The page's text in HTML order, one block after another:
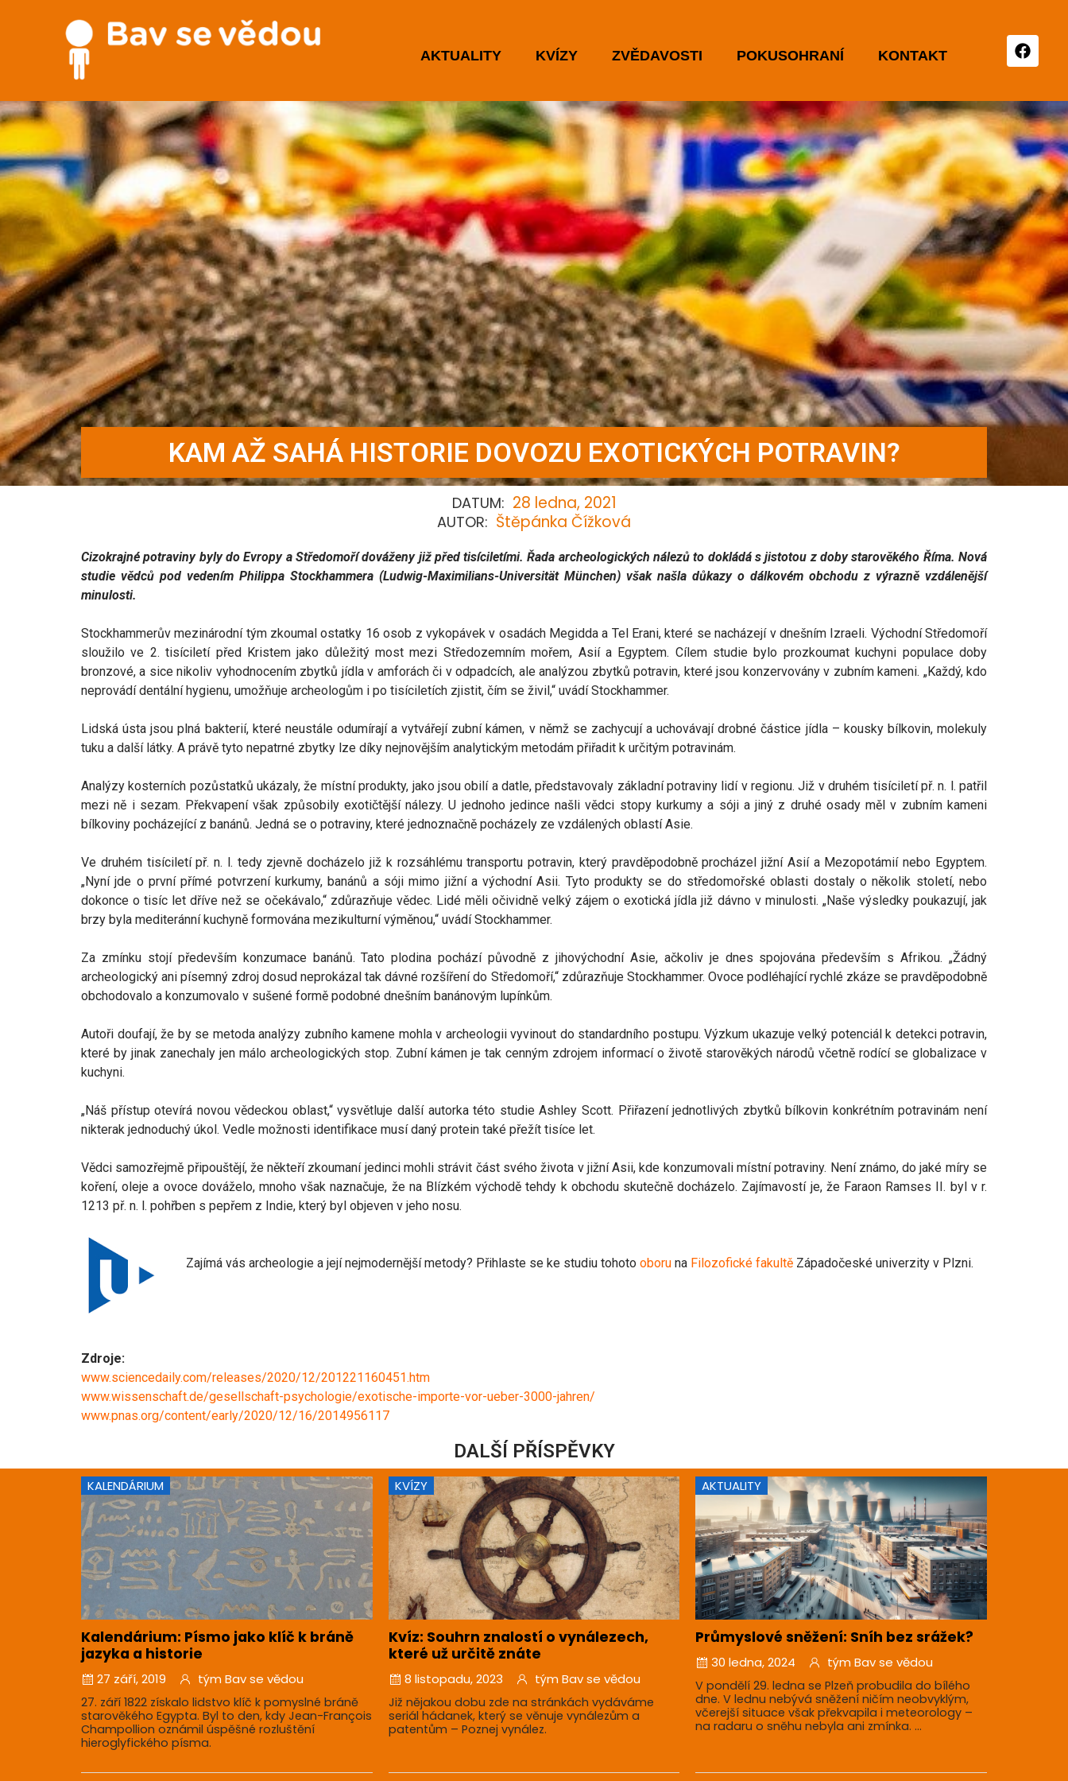
AKTUALITY KVÍZY ZVĚDAVOSTI POKUSOHRANÍ KONTAKT
KAM AŽ SAHÁ HISTORIE DOVOZU EXOTICKÝCH POTRAVIN?
DATUM: 28 ledna, 2021
AUTOR: Štěpánka Čížková
Cizokrajné potraviny byly do Evropy a Středomoří dováženy již před tisíciletími. Řada archeologických nálezů to dokládá s jistotou z doby starověkého Říma. Nová
studie vědců pod vedením Philippa Stockhammera (Ludwig-Maximilians-Universität München) však našla důkazy o dálkovém obchodu z výrazně vzdálenější
minulosti.
Stockhammerův mezinárodní tým zkoumal ostatky 16 osob z vykopávek v osadách Megidda a Tel Erani, které se nacházejí v dnešním Izraeli. Východní Středomoří
sloužilo ve 2. tisíciletí před Kristem jako důležitý most mezi Středozemním mořem, Asií a Egyptem. Cílem studie bylo prozkoumat kuchyni populace doby
bronzové, a sice nikoliv vyhodnocením zbytků jídla v amforách či v odpadcích, ale analýzou zbytků potravin, které jsou konzervovány v zubním kameni. „Každý, kdo
neprovádí dentální hygienu, umožňuje archeologům i po tisíciletích zjistit, čím se živil,“ uvádí Stockhammer.
Lidská ústa jsou plná bakterií, které neustále odumírají a vytvářejí zubní kámen, v němž se zachycují a uchovávají drobné částice jídla – kousky bílkovin, molekuly
tuku a další látky. A právě tyto nepatrné zbytky lze díky nejnovějším analytickým metodám přiřadit k určitým potravinám.
Analýzy kosterních pozůstatků ukázaly, že místní produkty, jako jsou obilí a datle, představovaly základní potraviny lidí v regionu. Již v druhém tisíciletí př. n. l. patřil
mezi ně i sezam. Překvapení však způsobily exotičtější nálezy. U jednoho jedince našli vědci stopy kurkumy a sóji a jiný z druhé osady měl v zubním kameni
bílkoviny pocházející z banánů. Jedná se o potraviny, které jednoznačně pocházely ze vzdálených oblastí Asie.
Ve druhém tisíciletí př. n. l. tedy zjevně docházelo již k rozsáhlému transportu potravin, který pravděpodobně procházel jižní Asií a Mezopotámií nebo Egyptem.
„Nyní jde o první přímé potvrzení kurkumy, banánů a sóji mimo jižní a východní Asii. Tyto produkty se do středomořské oblasti dostaly o několik století, nebo
dokonce o tisíc let dříve než se očekávalo,“ zdůrazňuje vědec. Lidé měli očividně velký zájem o exotická jídla již dávno v minulosti. „Naše výsledky poukazují, jak
brzy byla mediteránní kuchyně formována mezikulturní výměnou,“ uvádí Stockhammer.
Za zmínku stojí především konzumace banánů. Tato plodina pochází původně z jihovýchodní Asie, ačkoliv je dnes spojována především s Afrikou. „Žádný
archeologický ani písemný zdroj dosud neprokázal tak dávné rozšíření do Středomoří,“ zdůrazňuje Stockhammer. Ovoce podléhající rychlé zkáze se pravděpodobně
obchodovalo a konzumovalo v sušené formě podobné dnešním banánovým lupínkům.
Autoři doufají, že by se metoda analýzy zubního kamene mohla v archeologii vyvinout do standardního postupu. Výzkum ukazuje velký potenciál k detekci potravin,
které by jinak zanechaly jen málo archeologických stop. Zubní kámen je tak cenným zdrojem informací o životě starověkých národů včetně rodící se globalizace v
kuchyni.
„Náš přístup otevírá novou vědeckou oblast,“ vysvětluje další autorka této studie Ashley Scott. Přiřazení jednotlivých zbytků bílkovin konkrétním potravinám není
nikterak jednoduchý úkol. Vedle možnosti identifikace musí daný protein také přežít tisíce let.
Vědci samozřejmě připouštějí, že někteří zkoumaní jedinci mohli strávit část svého života v jižní Asii, kde konzumovali místní potraviny. Není známo, do jaké míry se
koření, oleje a ovoce dováželo, mnoho však naznačuje, že na Blízkém východě tehdy k obchodu skutečně docházelo. Zajímavostí je, že Faraon Ramses II. byl v r.
1213 př. n. l. pohřben s pepřem z Indie, který byl objeven v jeho nosu.
Zajímá vás archeologie a její nejmodernější metody? Přihlaste se ke studiu tohoto oboru na Filozofické fakultě Západočeské univerzity v Plzni.
Zdroje:
www.sciencedaily.com/releases/2020/12/201221160451.htm
www.wissenschaft.de/gesellschaft-psychologie/exotische-importe-vor-ueber-3000-jahren/
www.pnas.org/content/early/2020/12/16/2014956117
DALŠÍ PŘÍSPĚVKY
KALENDÁRIUM
Kalendárium: Písmo jako klíč k bráně
jazyka a historie
27 září, 2019 tým Bav se vědou
27. září 1822 získalo lidstvo klíč k pomyslné bráně
starověkého Egypta. Byl to den, kdy Jean-François
Champollion oznámil úspěšné rozluštění
hieroglyfického písma.
KVÍZY
Kvíz: Souhrn znalostí o vynálezech,
které už určitě znáte
8 listopadu, 2023 tým Bav se vědou
Již nějakou dobu zde na stránkách vydáváme
seriál hádanek, který se věnuje vynálezům a
patentům – Poznej vynález.
AKTUALITY
Průmyslové sněžení: Sníh bez srážek?
30 ledna, 2024 tým Bav se vědou
V pondělí 29. ledna se Plzeň probudila do bílého
dne. V lednu nebývá sněžení ničím neobvyklým,
včerejší situace však překvapila i meteorology –
na radaru o sněhu nebyla ani zmínka. ...